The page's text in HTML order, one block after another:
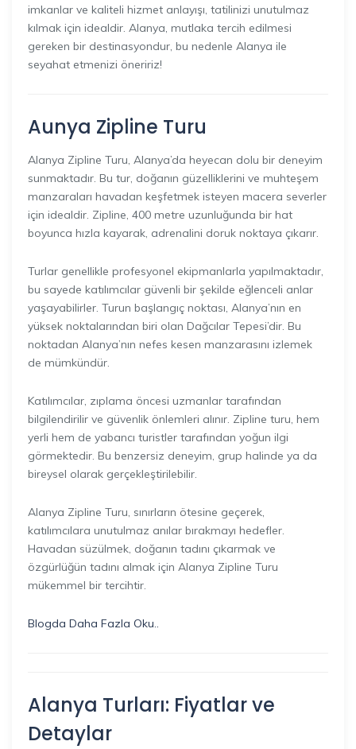
imkanlar ve kaliteli hizmet anlayışı, tatilinizi unutulmaz
kılmak için idealdir. Alanya, mutlaka tercih edilmesi
gereken bir destinasyondur, bu nedenle Alanya ile
seyahat etmenizi öneririz!
Aunya Zipline Turu
Alanya Zipline Turu, Alanya’da heyecan dolu bir deneyim
sunmaktadır. Bu tur, doğanın güzelliklerini ve muhteşem
manzaraları havadan keşfetmek isteyen macera severler
için idealdir. Zipline, 400 metre uzunluğunda bir hat
boyunca hızla kayarak, adrenalini doruk noktaya çıkarır.
Turlar genellikle profesyonel ekipmanlarla yapılmaktadır,
bu sayede katılımcılar güvenli bir şekilde eğlenceli anlar
yaşayabilirler. Turun başlangıç noktası, Alanya’nın en
yüksek noktalarından biri olan Dağcılar Tepesi’dir. Bu
noktadan Alanya’nın nefes kesen manzarasını izlemek
de mümkündür.
Katılımcılar, zıplama öncesi uzmanlar tarafından
bilgilendirilir ve güvenlik önlemleri alınır. Zipline turu, hem
yerli hem de yabancı turistler tarafından yoğun ilgi
görmektedir. Bu benzersiz deneyim, grup halinde ya da
bireysel olarak gerçekleştirilebilir.
Alanya Zipline Turu, sınırların ötesine geçerek,
katılımcılara unutulmaz anılar bırakmayı hedefler.
Havadan süzülmek, doğanın tadını çıkarmak ve
özgürlüğün tadını almak için Alanya Zipline Turu
mükemmel bir tercihtir.
Blogda Daha Fazla Oku..
Alanya Turları: Fiyatlar ve
Detaylar